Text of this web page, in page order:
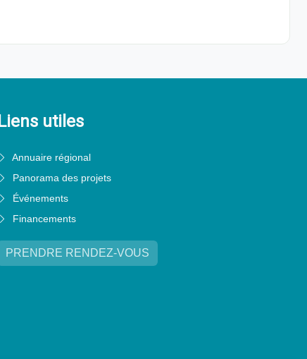
Liens utiles
Annuaire régional
Panorama des projets
Événements
Financements
PRENDRE RENDEZ-VOUS